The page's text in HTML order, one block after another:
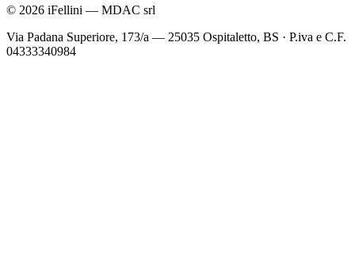
© 2026 iFellini — MDAC srl
Via Padana Superiore, 173/a — 25035 Ospitaletto, BS · P.iva e C.F.
04333340984